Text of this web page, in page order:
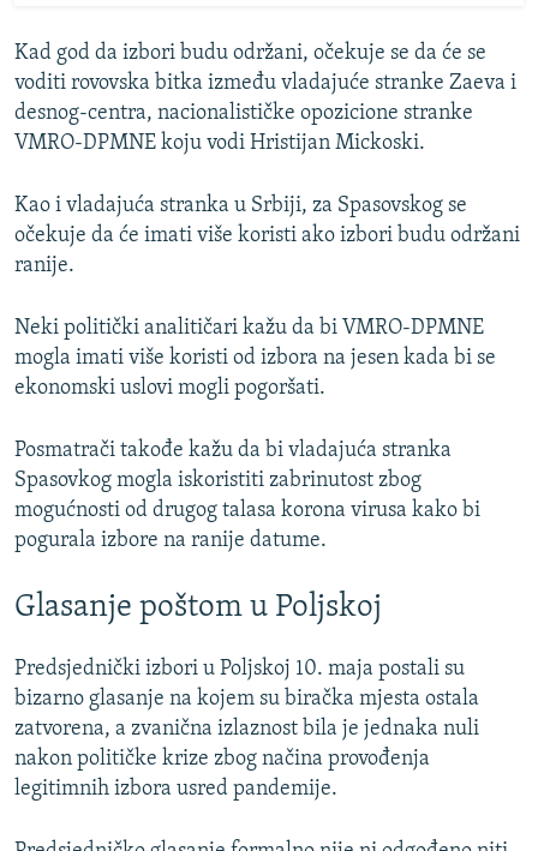
Kad god da izbori budu održani, očekuje se da će se
voditi rovovska bitka između vladajuće stranke Zaeva i
desnog-centra, nacionalističke opozicione stranke
VMRO-DPMNE koju vodi Hristijan Mickoski.
Kao i vladajuća stranka u Srbiji, za Spasovskog se
očekuje da će imati više koristi ako izbori budu održani
ranije.
Neki politički analitičari kažu da bi VMRO-DPMNE
mogla imati više koristi od izbora na jesen kada bi se
ekonomski uslovi mogli pogoršati.
Posmatrači takođe kažu da bi vladajuća stranka
Spasovkog mogla iskoristiti zabrinutost zbog
mogućnosti od drugog talasa korona virusa kako bi
pogurala izbore na ranije datume.
Glasanje poštom u Poljskoj
Predsjednički izbori u Poljskoj 10. maja postali su
bizarno glasanje na kojem su biračka mjesta ostala
zatvorena, a zvanična izlaznost bila je jednaka nuli
nakon političke krize zbog načina provođenja
legitimnih izbora usred pandemije.